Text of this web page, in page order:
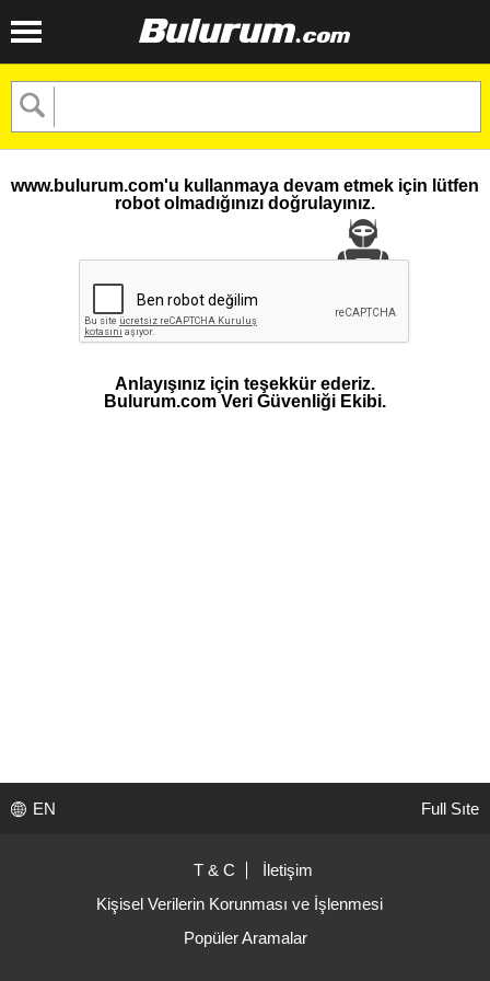
www.bulurum.com'u kullanmaya devam etmek için lütfen
robot olmadığınızı doğrulayınız.
Anlayışınız için teşekkür ederiz.
Bulurum.com Veri Güvenliği Ekibi.
EN Full Sıte
T & C
İletişim
Kişisel Verilerin Korunması ve İşlenmesi
Popüler Aramalar